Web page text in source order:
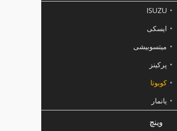
ISUZU
ایسکی
میتسوبیشی
پرکینز
کوبوتا
یانمار
وینچ